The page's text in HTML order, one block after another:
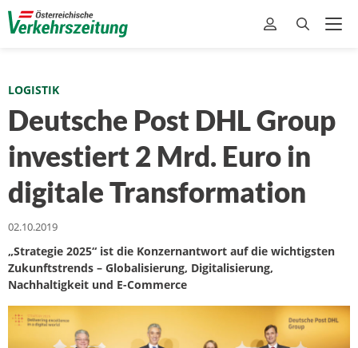
LOGISTIK
Deutsche Post DHL Group
investiert 2 Mrd. Euro in
digitale Transformation
02.10.2019
„Strategie 2025“ ist die Konzernantwort auf die wichtigsten
Zukunftstrends – Globalisierung, Digitalisierung,
Nachhaltigkeit und E-Commerce